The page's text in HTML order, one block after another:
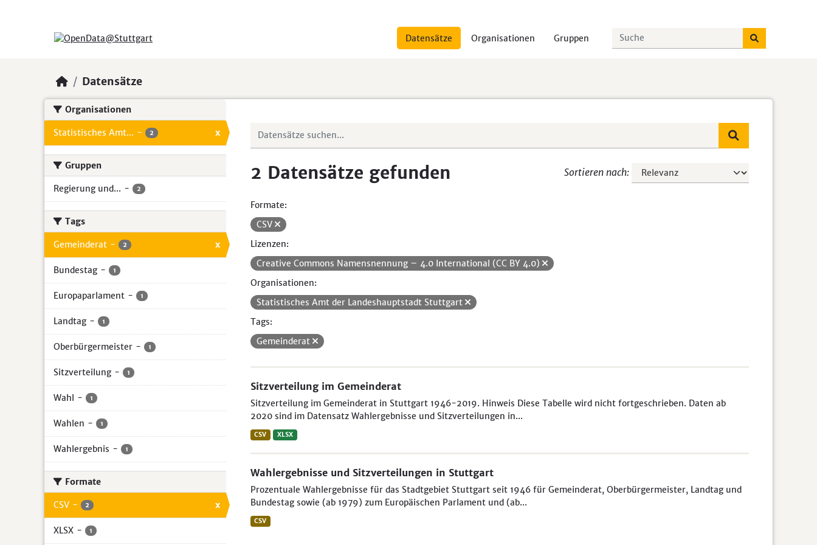
Datensätze Organisationen Gruppen
Datensätze
Organisationen
Statistisches Amt... - 2 x
Gruppen
Regierung und... - 2
Tags
Gemeinderat - 2 x
Bundestag - 1
Europaparlament - 1
Landtag - 1
Oberbürgermeister - 1
Sitzverteilung - 1
Wahl - 1
Wahlen - 1
Wahlergebnis - 1
Formate
CSV - 2 x
XLSX - 1
Sortieren nach
2 Datensätze gefunden
Formate:
CSV
Lizenzen:
Creative Commons Namensnennung – 4.0 International (CC BY 4.0)
Organisationen:
Statistisches Amt der Landeshauptstadt Stuttgart
Tags:
Gemeinderat
Sitzverteilung im Gemeinderat
Sitzverteilung im Gemeinderat in Stuttgart 1946-2019. Hinweis Diese Tabelle wird nicht fortgeschrieben. Daten ab
2020 sind im Datensatz Wahlergebnisse und Sitzverteilungen in...
CSV XLSX
Wahlergebnisse und Sitzverteilungen in Stuttgart
Prozentuale Wahlergebnisse für das Stadtgebiet Stuttgart seit 1946 für Gemeinderat, Oberbürgermeister, Landtag und
Bundestag sowie (ab 1979) zum Europäischen Parlament und (ab...
CSV